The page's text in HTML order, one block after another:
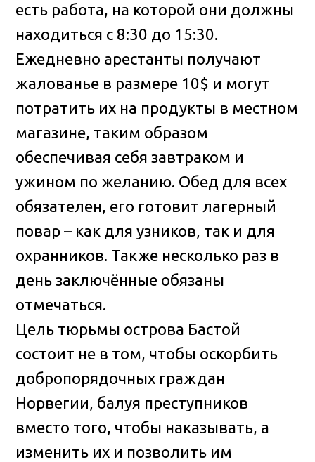
есть работа, на которой они должны
находиться с 8:30 до 15:30.
Ежедневно арестанты получают
жалованье в размере 10$ и могут
потратить их на продукты в местном
магазине, таким образом
обеспечивая себя завтраком и
ужином по желанию. Обед для всех
обязателен, его готовит лагерный
повар – как для узников, так и для
охранников. Также несколько раз в
день заключённые обязаны
отмечаться.
Цель тюрьмы острова Бастой
состоит не в том, чтобы оскорбить
добропорядочных граждан
Норвегии, балуя преступников
вместо того, чтобы наказывать, а
изменить их и позволить им